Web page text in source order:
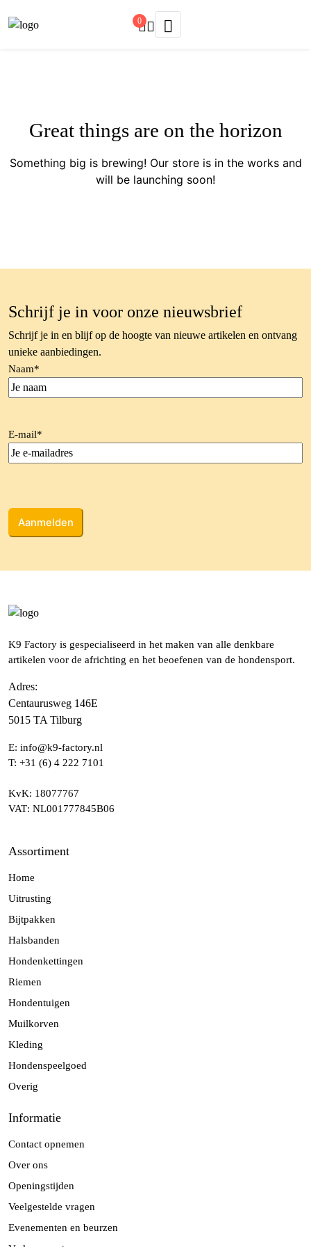
0
Great things are on the horizon
Something big is brewing! Our store is in the works and
will be launching soon!
Schrijf je in voor onze nieuwsbrief
Schrijf je in en blijf op de hoogte van nieuwe artikelen en ontvang
unieke aanbiedingen.
Naam*
E-mail*
K9 Factory is gespecialiseerd in het maken van alle denkbare
artikelen voor de africhting en het beoefenen van de hondensport.
Adres:
Centaurusweg 146E
5015 TA Tilburg
E: info@k9-factory.nl
T: +31 (6) 4 222 7101
KvK: 18077767
VAT: NL001777845B06
Assortiment
Home
Uitrusting
Bijtpakken
Halsbanden
Hondenkettingen
Riemen
Hondentuigen
Muilkorven
Kleding
Hondenspeelgoed
Overig
Informatie
Contact opnemen
Over ons
Openingstijden
Veelgestelde vragen
Evenementen en beurzen